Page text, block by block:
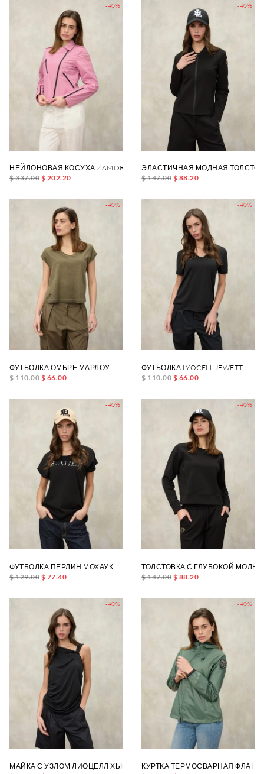
-40%
НЕЙЛОНОВАЯ КОСУХА ZAMORA
$ 337.00 $ 202.20
-40%
ЭЛАСТИЧНАЯ МОДНАЯ
$ 147.00 $ 88.20
-40%
ФУТБОЛКА ОМБРЕ МАРЛОУ
$ 110.00 $ 66.00
-40%
ФУТБОЛКА LYOCELL JEWETT
$ 110.00 $ 66.00
-40%
ФУТБОЛКА ПЕРЛИН МОХАУК
$ 129.00 $ 77.40
-40%
ТОЛСТОВКА С ГЛУБОКОЙ
$ 147.00 $ 88.20
-40%
МАЙКА С УЗЛОМ ЛИОЦЕЛЛ ХЬЮЗ
-40%
КУРТКА ТЕРМОСВАРНАЯ